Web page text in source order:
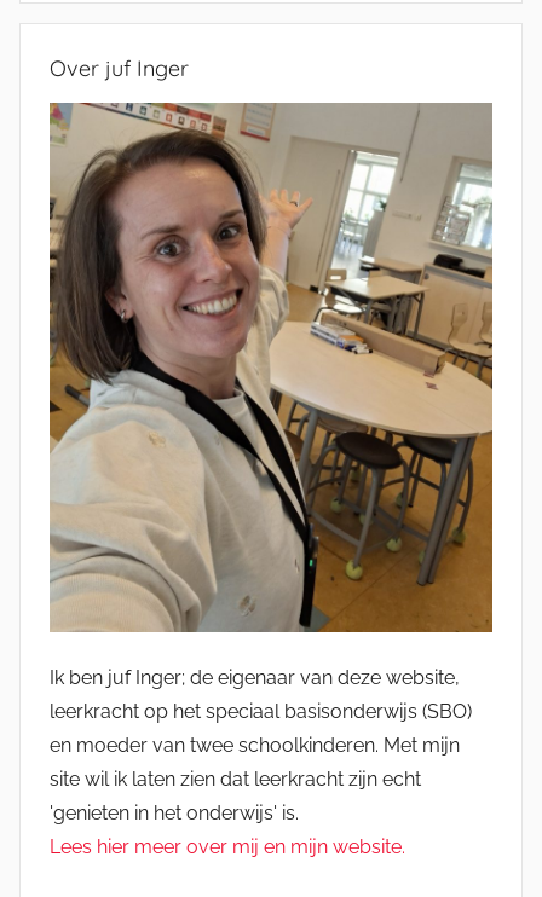
Over juf Inger
Ik ben juf Inger; de eigenaar van deze website,
leerkracht op het speciaal basisonderwijs (SBO)
en moeder van twee schoolkinderen. Met mijn
site wil ik laten zien dat leerkracht zijn echt
'genieten in het onderwijs' is.
Lees hier meer over mij en mijn website.